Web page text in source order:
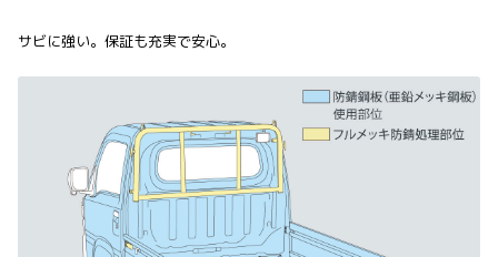
サビに強い。保証も充実で安心。